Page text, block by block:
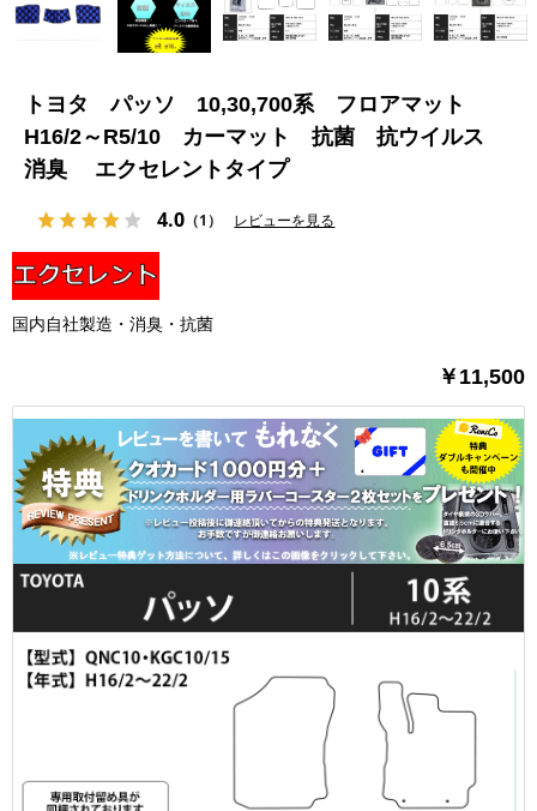
トヨタ パッソ 10,30,700系 フロアマット
H16/2～R5/10 カーマット 抗菌 抗ウイルス
消臭 エクセレントタイプ
4.0 （1） レビューを見る
国内自社製造・消臭・抗菌
￥11,500